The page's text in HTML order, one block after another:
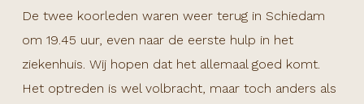
De twee koorleden waren weer terug in Schiedam
om 19.45 uur, even naar de eerste hulp in het
ziekenhuis. Wij hopen dat het allemaal goed komt.
Het optreden is wel volbracht, maar toch anders als